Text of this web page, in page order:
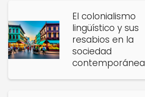
El colonialismo
lingüístico y sus
resabios en la
sociedad
contemporánea